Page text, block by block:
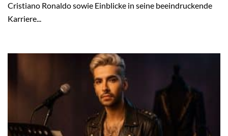
Cristiano Ronaldo sowie Einblicke in seine beeindruckende
Karriere...